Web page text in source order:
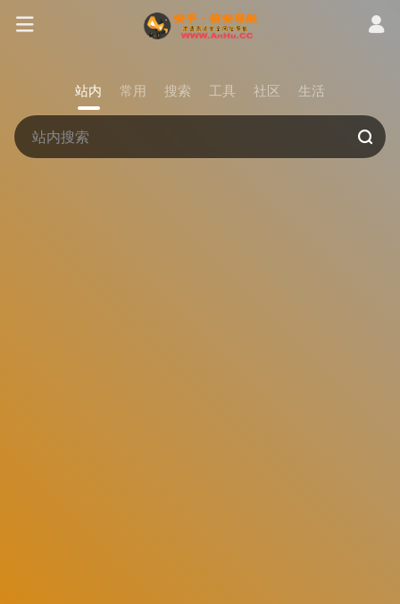
站内 常用 搜索 工具 社区 生活